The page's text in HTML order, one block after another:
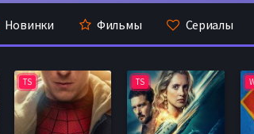
Новинки Фильмы Сериалы
TS TS